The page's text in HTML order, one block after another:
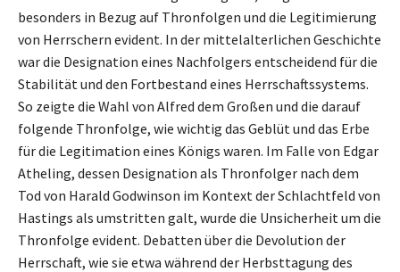
besonders in Bezug auf Thronfolgen und die Legitimierung
von Herrschern evident. In der mittelalterlichen Geschichte
war die Designation eines Nachfolgers entscheidend für die
Stabilität und den Fortbestand eines Herrschaftssystems.
So zeigte die Wahl von Alfred dem Großen und die darauf
folgende Thronfolge, wie wichtig das Geblüt und das Erbe
für die Legitimation eines Königs waren. Im Falle von Edgar
Atheling, dessen Designation als Thronfolger nach dem
Tod von Harald Godwinson im Kontext der Schlachtfeld von
Hastings als umstritten galt, wurde die Unsicherheit um die
Thronfolge evident. Debatten über die Devolution der
Herrschaft, wie sie etwa während der Herbsttagung des